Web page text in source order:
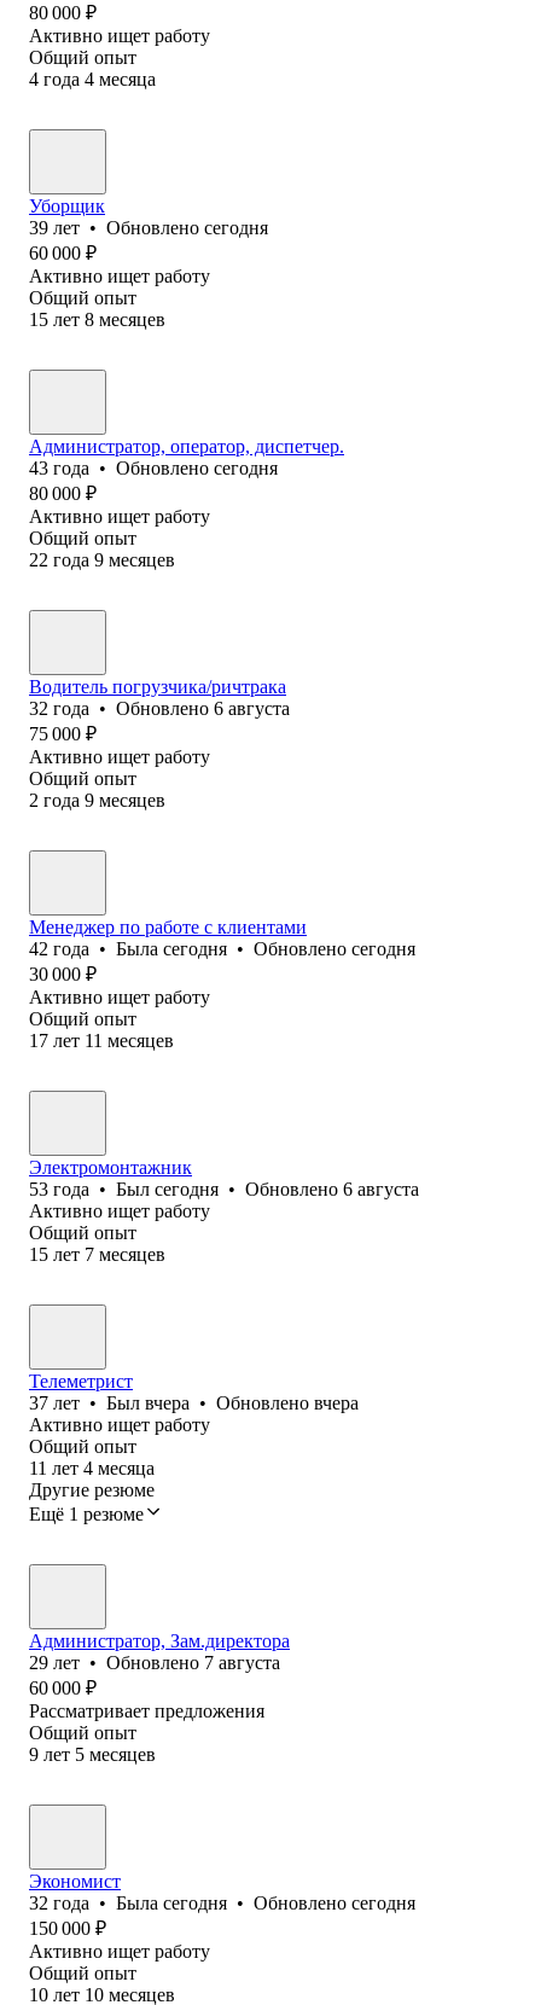
80 000 ₽
Активно ищет работу
Общий опыт
4 года 4 месяца
Уборщик
39 лет • Обновлено сегодня
60 000 ₽
Активно ищет работу
Общий опыт
15 лет 8 месяцев
Администратор, оператор, диспетчер.
43 года • Обновлено сегодня
80 000 ₽
Активно ищет работу
Общий опыт
22 года 9 месяцев
Водитель погрузчика/ричтрака
32 года • Обновлено 6 августа
75 000 ₽
Активно ищет работу
Общий опыт
2 года 9 месяцев
Менеджер по работе с клиентами
42 года • Была сегодня • Обновлено сегодня
30 000 ₽
Активно ищет работу
Общий опыт
17 лет 11 месяцев
Электромонтажник
53 года • Был сегодня • Обновлено 6 августа
Активно ищет работу
Общий опыт
15 лет 7 месяцев
Телеметрист
37 лет • Был вчера • Обновлено вчера
Активно ищет работу
Общий опыт
11 лет 4 месяца
Другие резюме
Ещё 1 резюме
Администратор, Зам.директора
29 лет • Обновлено 7 августа
60 000 ₽
Рассматривает предложения
Общий опыт
9 лет 5 месяцев
Экономист
32 года • Была сегодня • Обновлено сегодня
150 000 ₽
Активно ищет работу
Общий опыт
10 лет 10 месяцев